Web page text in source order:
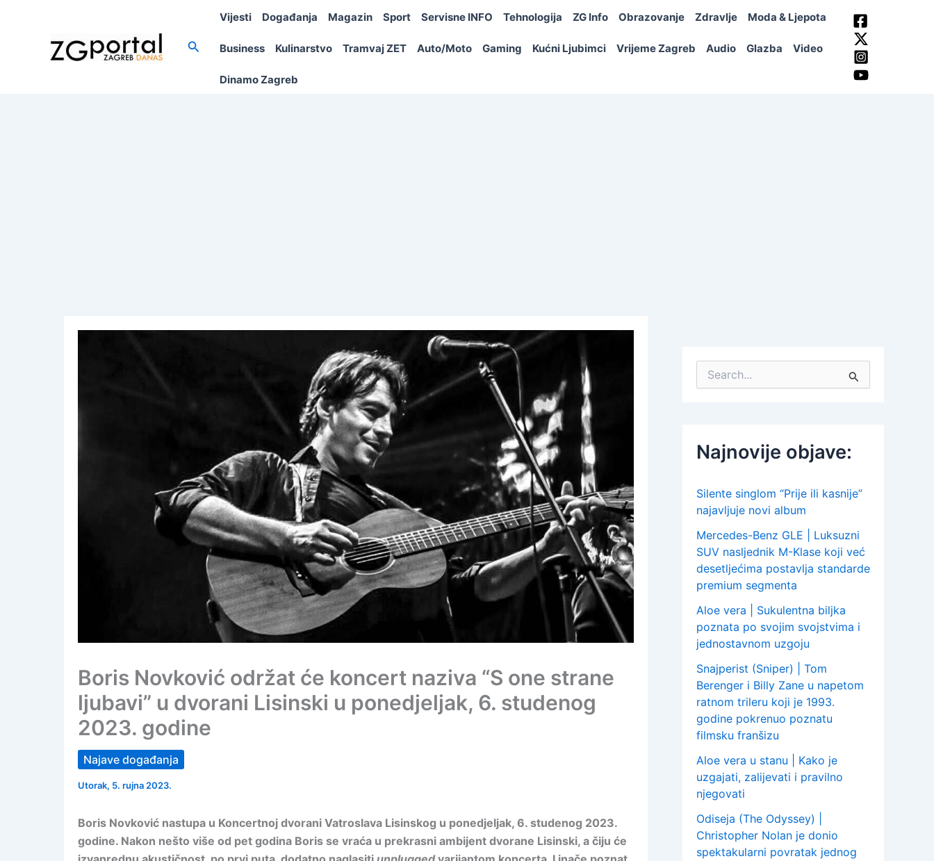
Search
Vijesti Događanja Magazin Sport Servisne INFO Tehnologija ZG Info Obrazovanje Zdravlje Moda & Ljepota
Business Kulinarstvo Tramvaj ZET Auto/Moto Gaming Kućni Ljubimci Vrijeme Zagreb Audio Glazba Video
Dinamo Zagreb
Boris Novković održat će koncert naziva “S one strane
ljubavi” u dvorani Lisinski u ponedjeljak, 6. studenog
2023. godine
Najave događanja
Utorak, 5. rujna 2023.
Boris Novković nastupa u Koncertnoj dvorani Vatroslava Lisinskog u ponedjeljak, 6. studenog 2023.
godine. Nakon nešto više od pet godina Boris se vraća u prekrasni ambijent dvorane Lisinski, a čiju će
:
Najnovije objave:
Silente singlom “Prije ili kasnije”
najavljuje novi album
Mercedes-Benz GLE | Luksuzni
SUV nasljednik M-Klase koji već
desetljećima postavlja standarde
premium segmenta
Aloe vera | Sukulentna biljka
poznata po svojim svojstvima i
jednostavnom uzgoju
Snajperist (Sniper) | Tom
Berenger i Billy Zane u napetom
ratnom trileru koji je 1993.
godine pokrenuo poznatu
filmsku franšizu
Aloe vera u stanu | Kako je
uzgajati, zalijevati i pravilno
njegovati
Odiseja (The Odyssey) |
Christopher Nolan je donio
spektakularni povratak jednog